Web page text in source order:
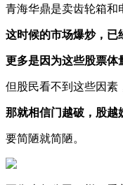
青海华鼎是卖齿轮箱和
这时候的市场爆炒，已
更多是因为这些股票体
但股民看不到这些因素
那就相信门越破 ，股越
要简陋就简陋。